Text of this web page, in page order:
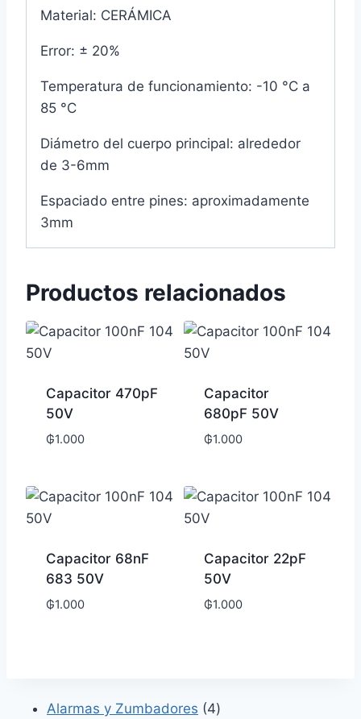
Material: CERÁMICA
Error: ± 20%
Temperatura de funcionamiento: -10 °C a
85 °C
Diámetro del cuerpo principal: alrededor
de 3-6mm
Espaciado entre pines: aproximadamente
3mm
Productos relacionados
Capacitor 470pF
50V
₲1.000
Capacitor
680pF 50V
₲1.000
Capacitor 68nF
683 50V
₲1.000
Capacitor 22pF
50V
₲1.000
Alarmas y Zumbadores 44